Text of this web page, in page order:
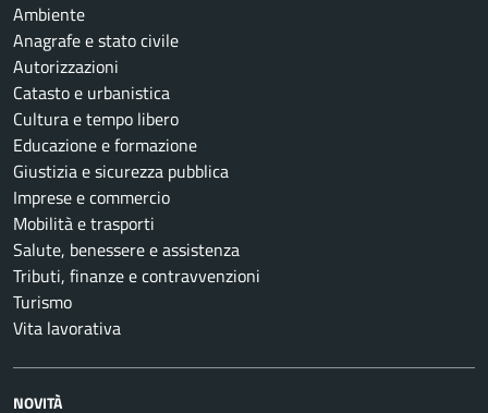
Ambiente
Anagrafe e stato civile
Autorizzazioni
Catasto e urbanistica
Cultura e tempo libero
Educazione e formazione
Giustizia e sicurezza pubblica
Imprese e commercio
Mobilità e trasporti
Salute, benessere e assistenza
Tributi, finanze e contravvenzioni
Turismo
Vita lavorativa
NOVITÀ